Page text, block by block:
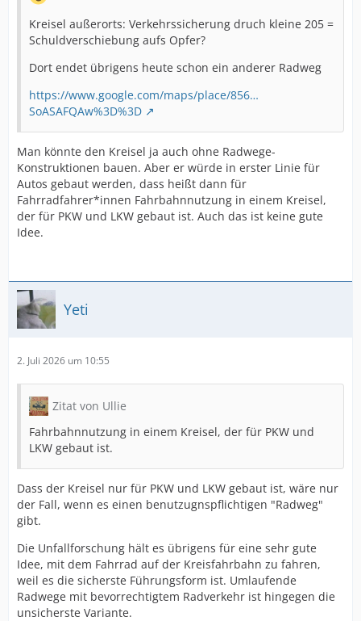
Kreisel außerorts: Verkehrssicherung druch kleine 205 =
Schuldverschiebung aufs Opfer?
Dort endet übrigens heute schon ein anderer Radweg
https://www.google.com/maps/place/856…
SoASAFQAw%3D%3D
Man könnte den Kreisel ja auch ohne Radwege-
Konstruktionen bauen. Aber er würde in erster Linie für
Autos gebaut werden, dass heißt dann für
Fahrradfahrer*innen Fahrbahnnutzung in einem Kreisel,
der für PKW und LKW gebaut ist. Auch das ist keine gute
Idee.
Yeti
2. Juli 2026 um 10:55
Zitat von Ullie
Fahrbahnnutzung in einem Kreisel, der für PKW und
LKW gebaut ist.
Dass der Kreisel nur für PKW und LKW gebaut ist, wäre nur
der Fall, wenn es einen benutzugnspflichtigen "Radweg"
gibt.
Die Unfallforschung hält es übrigens für eine sehr gute
Idee, mit dem Fahrrad auf der Kreisfahrbahn zu fahren,
weil es die sicherste Führungsform ist. Umlaufende
Radwege mit bevorrechtigtem Radverkehr ist hingegen die
unsicherste Variante.